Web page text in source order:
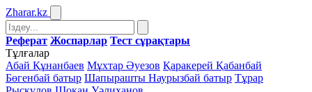
Zharar.kz
Реферат Жоспарлар Тест сұрақтары
Тұлғалар
Абай Құнанбаев Мұхтар Әуезов Қаракерей Қабанбай
Бөгенбай батыр Шапырашты Наурызбай батыр Тұрар